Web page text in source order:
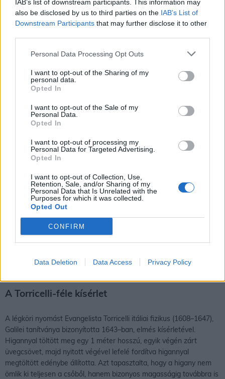
IAB’s list of downstream participants. This information may
also be disclosed by us to third parties on the IAB’s List of
Downstream Participants that may further disclose it to other
Personal Data Processing Opt Outs
I want to opt-out of the Sharing of my
personal data.
Opted In
I want to opt-out of the Sale of my
Personal Data.
Opted In
I want to opt-out of processing my
Personal Data for Targeted Advertising.
Opted In
I want to opt-out of Collection, Use,
Retention, Sale, and/or Sharing of my
Personal Data that Is Unrelated with the
Purposes for which it was collected.
Opted Out
CONFIRM
Data Deletion Data Access Privacy Policy
(aerosztatikai nyomásnak) szoktak nevezni. Számunkra általában
az a fontos, hogy a Föld felszínén, a levegőóceán alján mekkora a
A levegő tömege a gravitációs erő miatt nyomást gyakorol a
földfelszínre és a testekre. A levegő súlyának felületegységre ható
értékét definiáljuk légnyomásként. Az SI rendszerben
felületegység alatt négyzetmétert értünk, a súly egysége pedig a
newton (N). A légnyomás, amelyet hivatalosan pascalban (Pa)
A Torricelli-féle kísérlet
A légköri nyomást Evangelista Torricelli itáliai fizikus (1608–1647),
Galilei tanítványa bizonyította 1643–ban, elmés kísérletével.
Higannyal töltött meg egy 1 méter hosszú, egyik végén zárt
üvegcsövet, majd nyitott végével lefelé fordítva higannyal
megtöltött edénybe állította. Azt tapasztalta, hogy a higany nem
ömlik ki teljesen a csőből, hanem bizonyos magasságig továbbra is